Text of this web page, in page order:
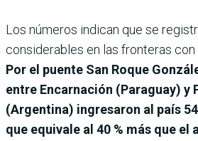
Los números indican que se
considerables en las fronteras con
Por el puente San Roque
entre Encarnación (Paraguay) y
(Argentina) ingresaron al país
que equivale al 40 % más que el